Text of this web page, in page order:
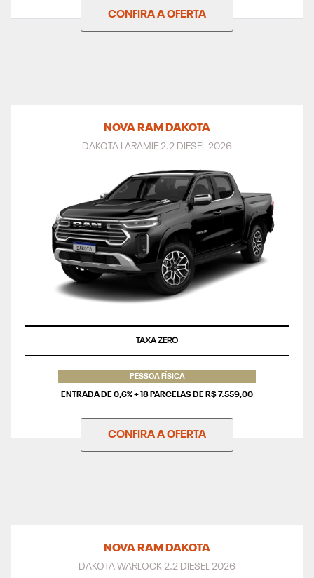
CONFIRA A OFERTA
NOVA RAM DAKOTA
DAKOTA LARAMIE 2.2 DIESEL 2026
TAXA ZERO
PESSOA FÍSICA
ENTRADA DE 0,6% + 18 PARCELAS DE R$ 7.559,00
CONFIRA A OFERTA
NOVA RAM DAKOTA
DAKOTA WARLOCK 2.2 DIESEL 2026